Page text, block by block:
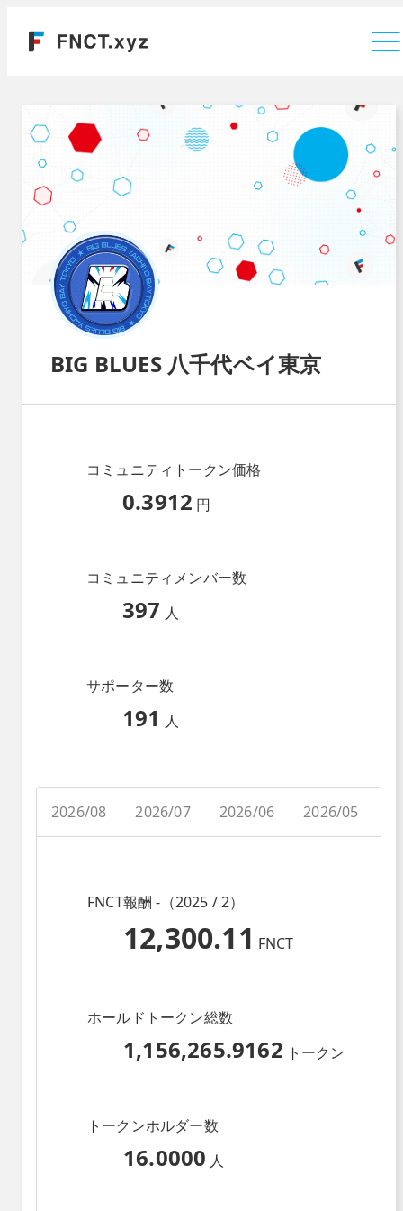
BIG BLUES 八千代ベイ東京
コミュニティトークン価格
0.3912 円
コミュニティメンバー数
397 人
サポーター数
191 人
2026/08 2026/07 2026/06 2026/05
FNCT報酬 -（2025 / 2）
12,300.11 FNCT
ホールドトークン総数
1,156,265.9162 トークン
トークンホルダー数
16.0000 人